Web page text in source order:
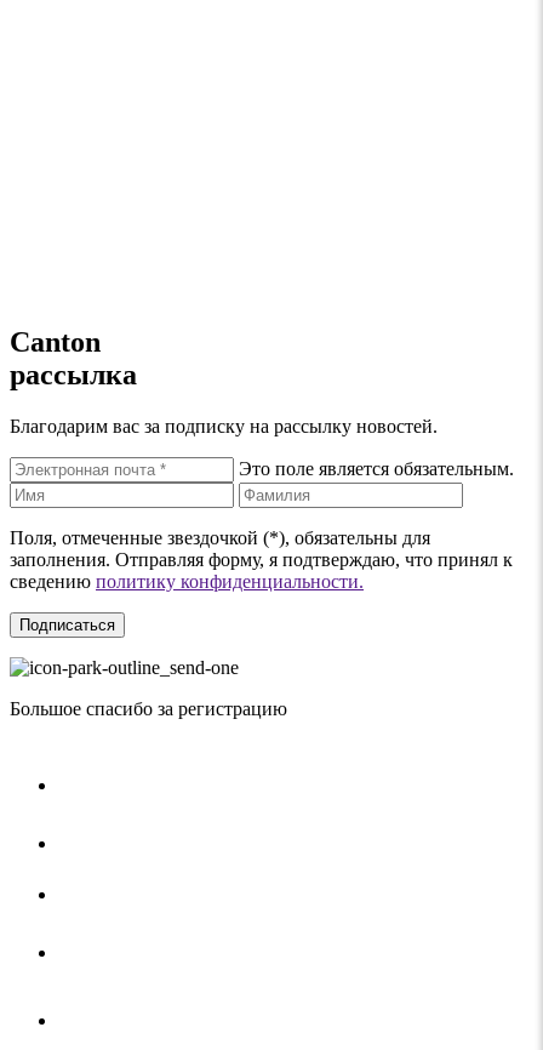
Canton
рассылка
Благодарим вас за подписку на рассылку новостей.
Это поле является обязательным.
Поля, отмеченные звездочкой (*), обязательны для
заполнения. Отправляя форму, я подтверждаю, что принял к
сведению политику конфиденциальности.
Подписаться
Большое спасибо за регистрацию